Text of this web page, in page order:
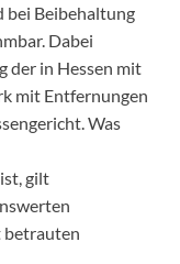
bei Beibehaltung
Dabei
der in Hessen mit
mit Entfernungen
Was
gilt
betrauten